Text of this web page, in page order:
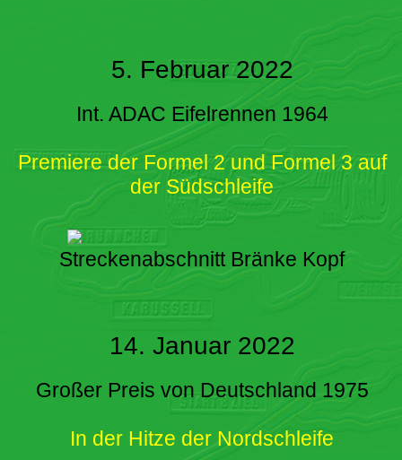
5. Februar 2022
Int. ADAC Eifelrennen 1964
Premiere der Formel 2 und Formel 3 auf
der Südschleife
Streckenabschnitt Bränke Kopf
14. Januar 2022
Großer Preis von Deutschland 1975
In der Hitze der Nordschleife